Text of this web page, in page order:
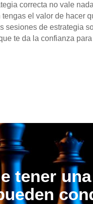
correcta no vale
tengas el valor de hacer
sesiones de estrategia
te da la confianza
tener